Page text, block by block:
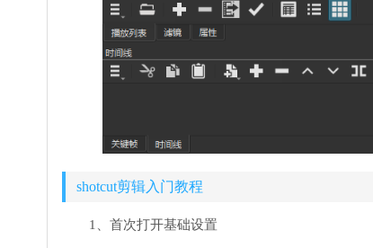
shotcut剪辑入门教程
1、首次打开基础设置